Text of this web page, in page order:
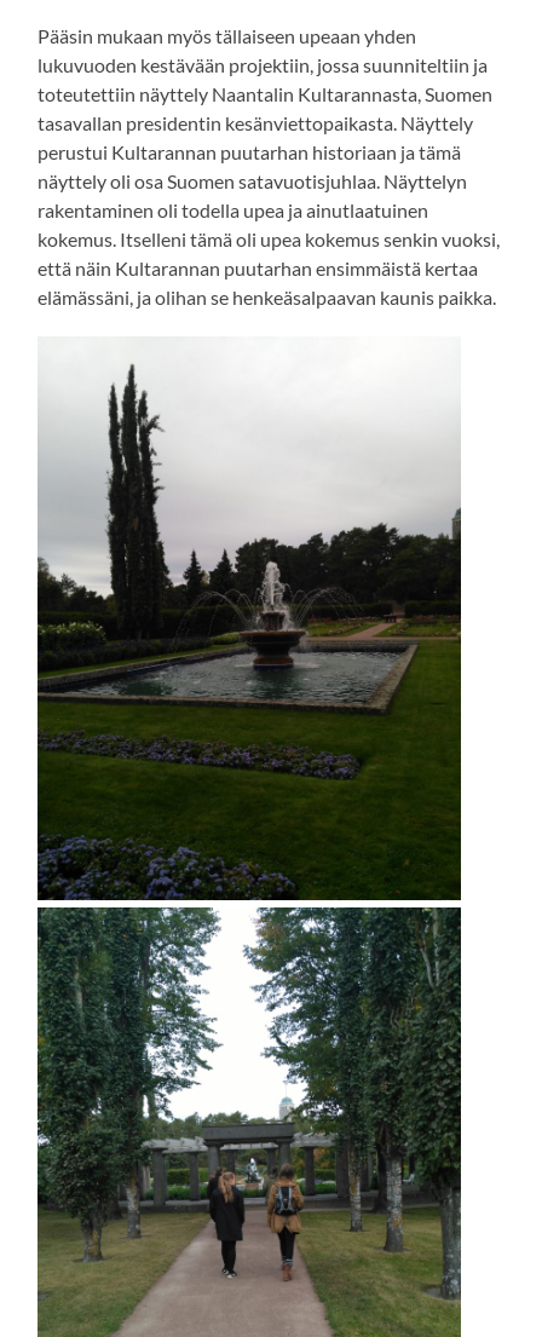
Pääsin mukaan myös tällaiseen upeaan yhden
lukuvuoden kestävään projektiin, jossa suunniteltiin ja
toteutettiin näyttely Naantalin Kultarannasta, Suomen
tasavallan presidentin kesänviettopaikasta. Näyttely
perustui Kultarannan puutarhan historiaan ja tämä
näyttely oli osa Suomen satavuotisjuhlaa. Näyttelyn
rakentaminen oli todella upea ja ainutlaatuinen
kokemus. Itselleni tämä oli upea kokemus senkin vuoksi,
että näin Kultarannan puutarhan ensimmäistä kertaa
elämässäni, ja olihan se henkeäsalpaavan kaunis paikka.